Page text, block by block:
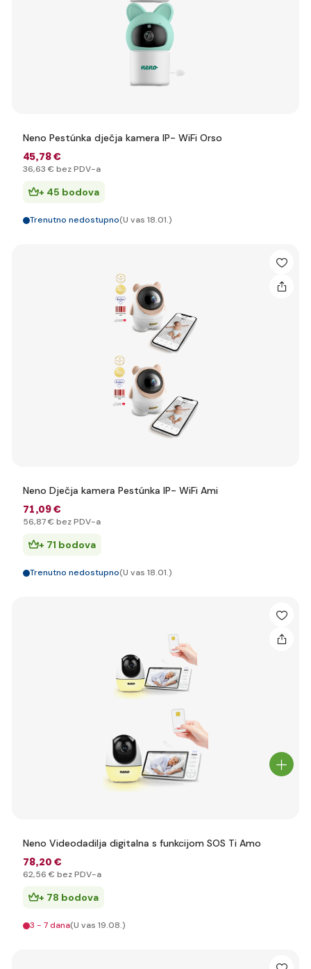
Neno Pestúnka dječja kamera IP- WiFi Orso
45,78 €
36,63 € bez PDV-a
+ 45 bodova
Trenutno nedostupno(U vas 18.01.)
Neno Dječja kamera Pestúnka IP- WiFi Ami
71,09 €
56,87 € bez PDV-a
+ 71 bodova
Trenutno nedostupno(U vas 18.01.)
Neno Videodadilja digitalna s funkcijom SOS Ti Amo
78,20 €
62,56 € bez PDV-a
+ 78 bodova
3 - 7 dana(U vas 19.08.)